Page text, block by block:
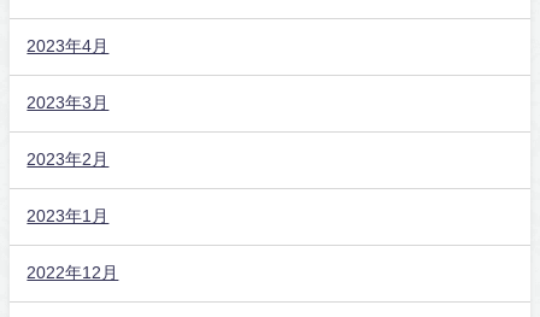
2023年4月
2023年3月
2023年2月
2023年1月
2022年12月